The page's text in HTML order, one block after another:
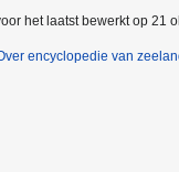
het laatst bewerkt op 21
encyclopedie van